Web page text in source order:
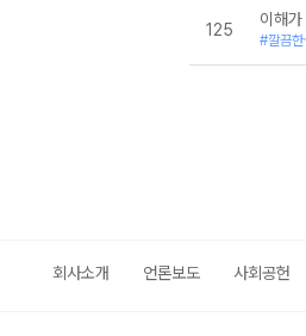
125
이해
#깔끔
회사소개 언론보도 사회공헌